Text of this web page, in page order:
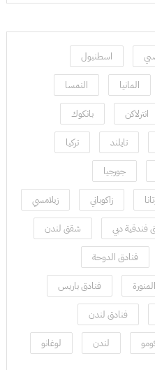
اسطنبول
المانيا النمسا
انترلاكن بانكوك
تايلند تركيا
جورجيا
زاكوباني زيلامسي
فندقية دبي شقق لندن
فنادق الدوحة
فنادق باريس
فنادق لندن
لندن لوغانو